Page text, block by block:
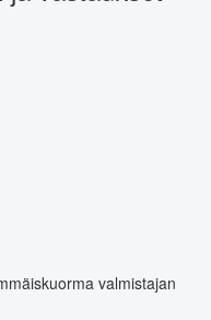
valmistajan